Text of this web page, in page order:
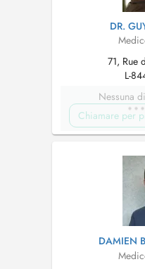
DR.
71, Rue
L-
Nessuna
Chiamare per
DAMIEN